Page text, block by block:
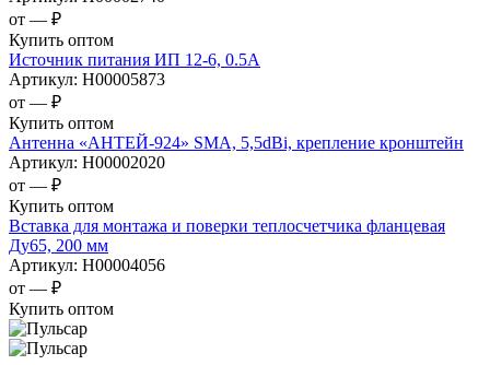
от — ₽
Купить оптом
Источник питания ИП 12-6, 0.5А
Артикул: Н00005873
от — ₽
Купить оптом
Антенна «АНТЕЙ-924» SMA, 5,5dBi, крепление кронштейн
Артикул: Н00002020
от — ₽
Купить оптом
Вставка для монтажа и поверки теплосчетчика фланцевая
Ду65, 200 мм
Артикул: Н00004056
от — ₽
Купить оптом